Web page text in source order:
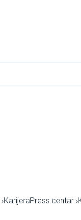
›KarijeraPress centar ›